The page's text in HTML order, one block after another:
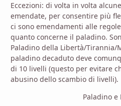
Eccezioni: di volta in volta
emendate, per consentire più
ci sono emendamenti alle
quanto concerne il paladino.
Paladino della Libertà/Tirannia/
paladino decaduto deve
di 10 livelli (questo per evitare
abusino dello scambio di livelli).
Paladino e